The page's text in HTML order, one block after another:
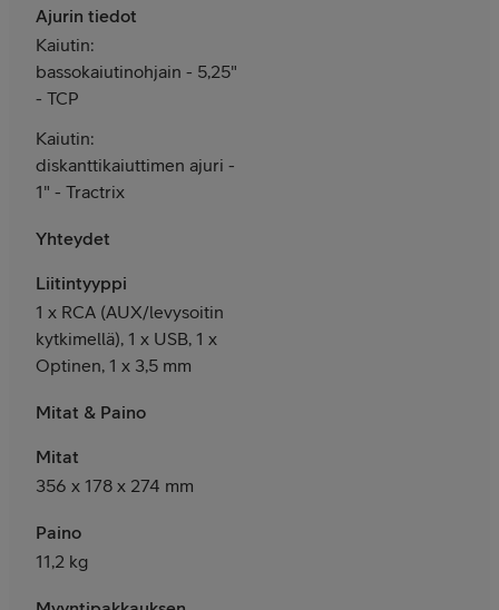
Ajurin tiedot
Kaiutin:
bassokaiutinohjain - 5,25"
- TCP
Kaiutin:
diskanttikaiuttimen ajuri -
1" - Tractrix
Yhteydet
Liitintyyppi
1 x RCA (AUX/levysoitin
kytkimellä), 1 x USB, 1 x
Optinen, 1 x 3,5 mm
Mitat & Paino
Mitat
356 x 178 x 274 mm
Paino
11,2 kg